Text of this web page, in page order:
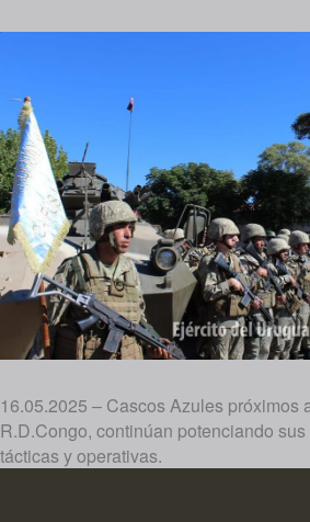
16.05.2025 – Cascos Azules próximos
R.D.Congo, continúan potenciando
tácticas y operativas.